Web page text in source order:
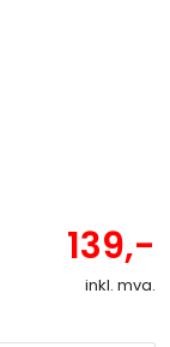
139,-
inkl. mva.